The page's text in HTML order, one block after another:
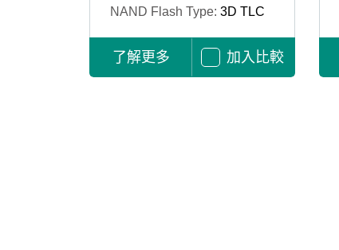
NAND Flash Type: 3D TLC
了解更多 加入比較